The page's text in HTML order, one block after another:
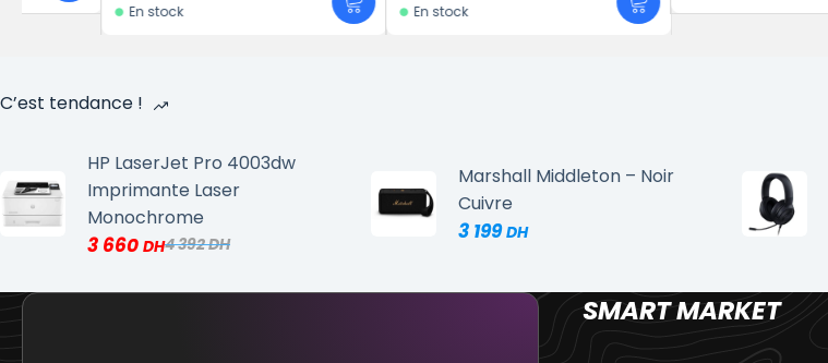
En stock En stock
C’est tendance !
HP LaserJet Pro 4003dw
Imprimante Laser
Monochrome
4 392
3 660
Marshall Middleton – Noir
Cuivre
3 199
SMART MARKET